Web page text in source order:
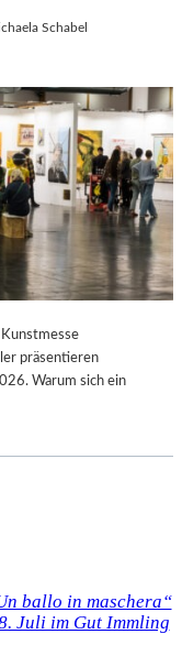
Schabel
präsentieren
Warum sich ein
ballo in maschera“
Juli im Gut Immling